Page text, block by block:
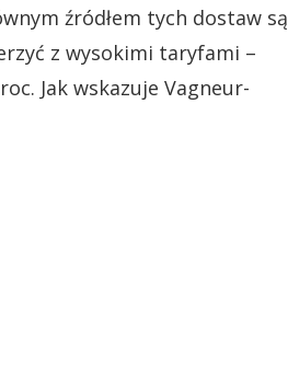
źródłem tych dostaw są
z wysokimi taryfami –
Jak wskazuje Vagneur-